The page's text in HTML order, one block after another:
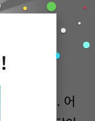
않은 군대. 어